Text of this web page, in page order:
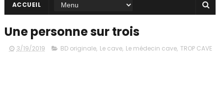
ACCUEIL
Une personne sur trois
3/19/2019 BD originale, Le cave, Le médecin cave, TROP CAVE